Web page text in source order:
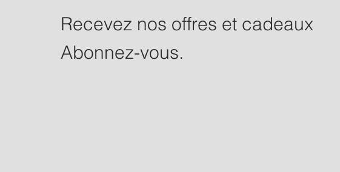
Recevez nos offres et cadeaux
Abonnez-vous.